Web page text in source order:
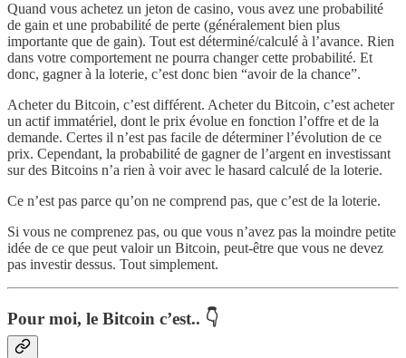
Quand vous achetez un jeton de casino, vous avez une probabilité
de gain et une probabilité de perte (généralement bien plus
importante que de gain). Tout est déterminé/calculé à l’avance. Rien
dans votre comportement ne pourra changer cette probabilité. Et
donc, gagner à la loterie, c’est donc bien “avoir de la chance”.
Acheter du Bitcoin, c’est différent. Acheter du Bitcoin, c’est acheter
un actif immatériel, dont le prix évolue en fonction l’offre et de la
demande. Certes il n’est pas facile de déterminer l’évolution de ce
prix. Cependant, la probabilité de gagner de l’argent en investissant
sur des Bitcoins n’a rien à voir avec le hasard calculé de la loterie.
Ce n’est pas parce qu’on ne comprend pas, que c’est de la loterie.
Si vous ne comprenez pas, ou que vous n’avez pas la moindre petite
idée de ce que peut valoir un Bitcoin, peut-être que vous ne devez
pas investir dessus. Tout simplement.
Pour moi, le Bitcoin c’est.. 👇